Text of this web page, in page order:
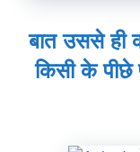
बात उससे ही
किसी के